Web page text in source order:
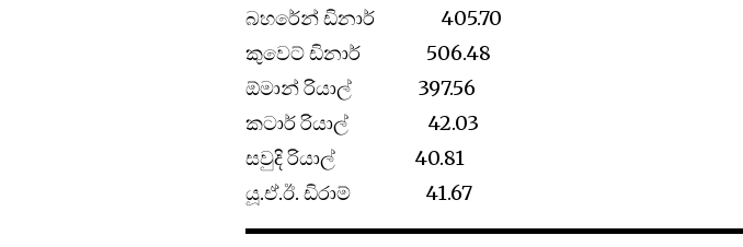
බහරේන් ඩිනාර් 405.70
කුවෙට් ඩිනාර් 506.48
ඕමාන් රියාල් 397.56
කටාර් රියාල් 42.03
සවුදි රියාල් 40.81
යූ.ඒ.ඊ. ඩිරාම් 41.67